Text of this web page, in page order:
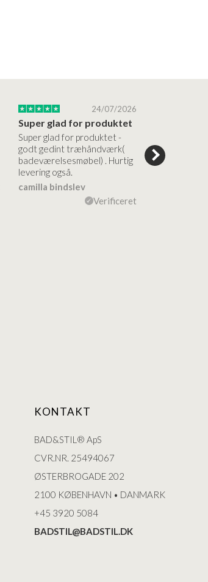
24/07/2026
Super glad for produktet
Super glad for produktet -
godt gedint træhåndværk(
badeværelsesmøbel) . Hurtig
levering også.
camilla bindslev
Verificeret
forståelig
nem
KONTAKT
BAD&STIL® ApS
CVR.NR. 25494067
ØSTERBROGADE 202
2100 KØBENHAVN • DANMARK
+45 3920 5084
BADSTIL@BADSTIL.DK